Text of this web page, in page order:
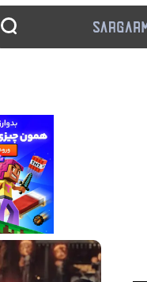
14 مرداد 1405